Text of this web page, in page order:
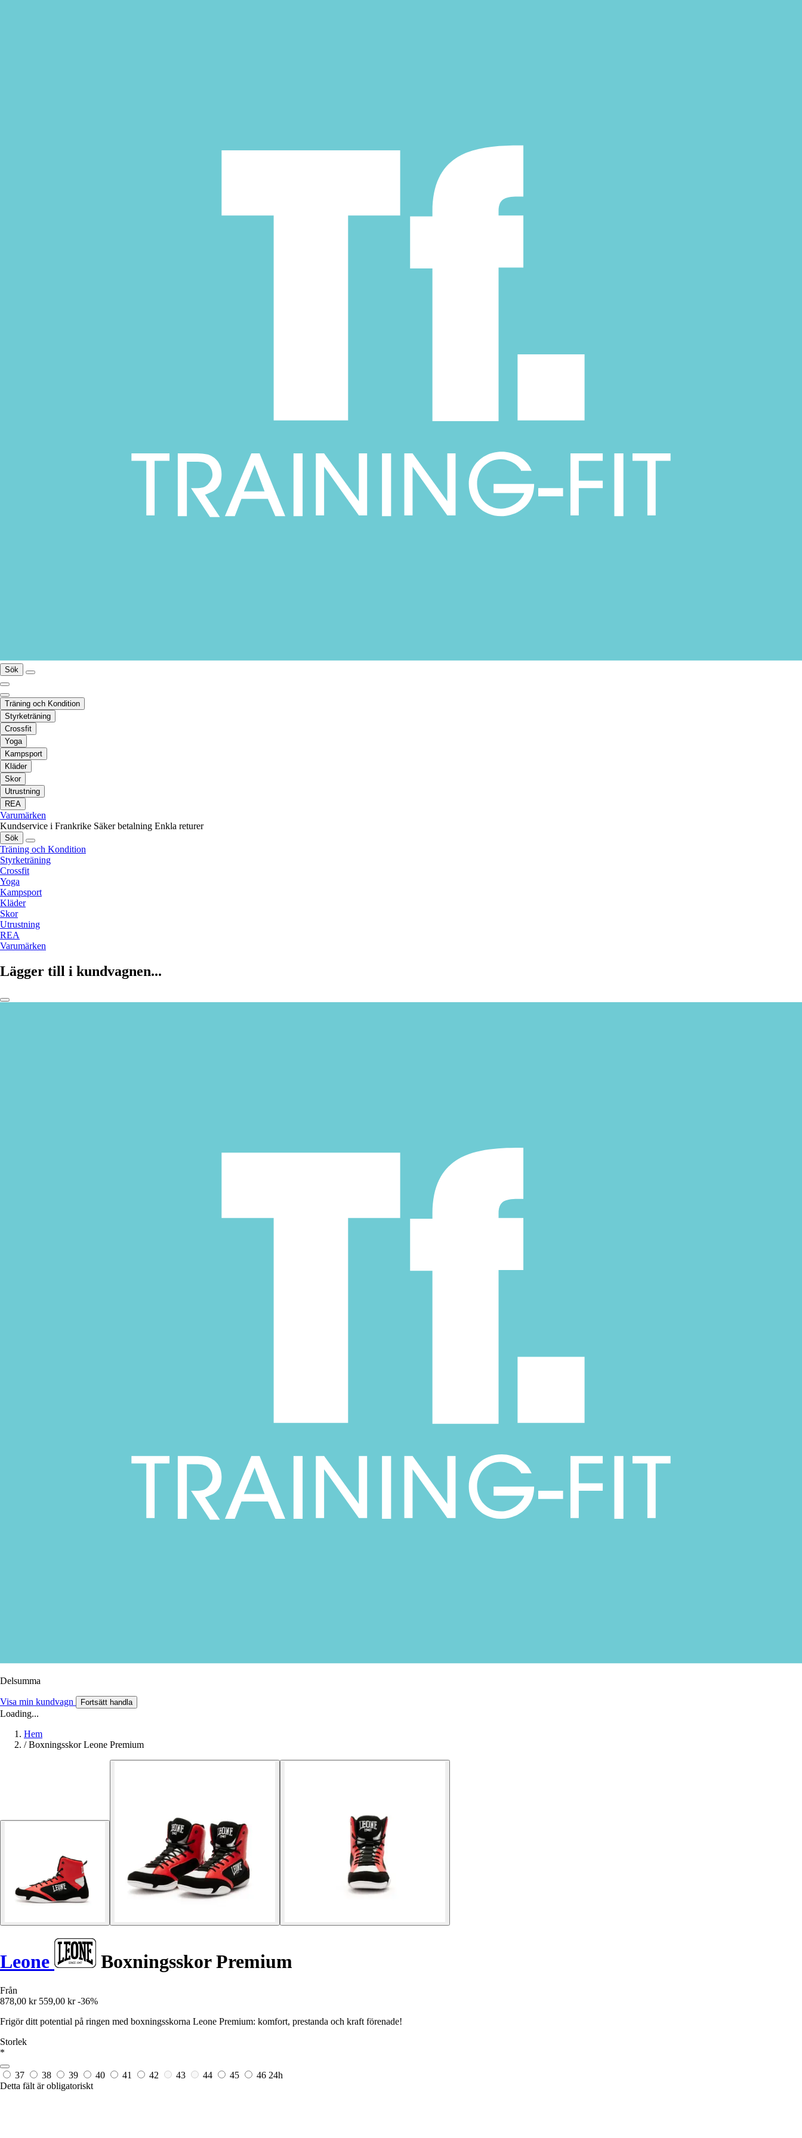
Sök
Träning och Kondition
Styrketräning
Crossfit
Yoga
Kampsport
Kläder
Skor
Utrustning
REA
Varumärken
Kundservice i Frankrike Säker betalning Enkla returer
Sök
Träning och Kondition
Styrketräning
Crossfit
Yoga
Kampsport
Kläder
Skor
Utrustning
REA
Varumärken
Lägger till i kundvagnen...
Delsumma
Visa min kundvagn Fortsätt handla
Loading...
Hem
/ Boxningsskor Leone Premium
Leone Boxningsskor Premium
Från
878,00 kr 559,00 kr -36%
Frigör ditt potential på ringen med boxningsskorna Leone Premium: komfort, prestanda och kraft förenade!
Storlek
*
37 38 39 40 41 42 43 44 45 46 24h
Detta fält är obligatoriskt